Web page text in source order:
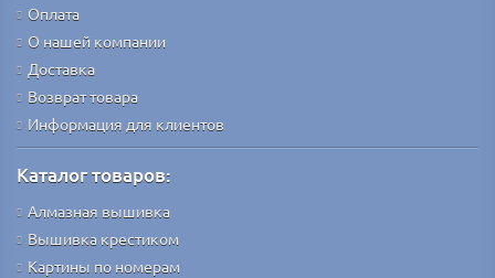
Оплата
О нашей компании
Доставка
Возврат товара
Информация для клиентов
Каталог товаров:
Алмазная вышивка
Вышивка крестиком
Картины по номерам